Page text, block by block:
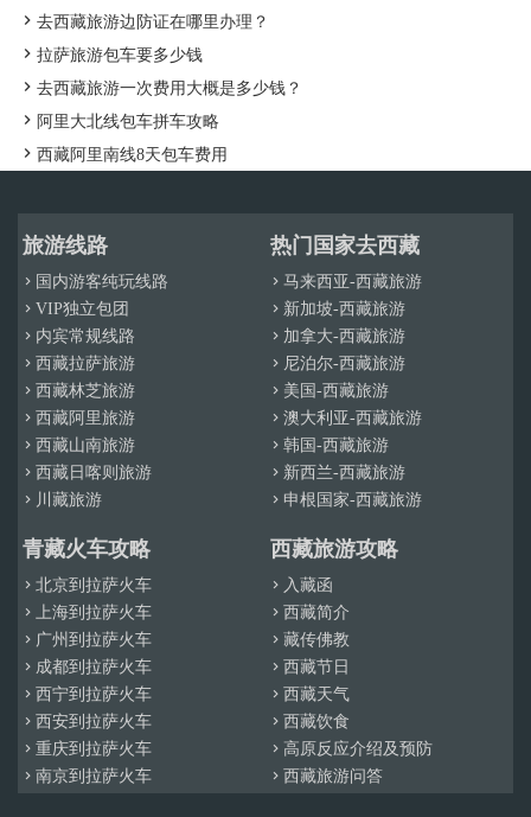
6. 冬季前往珠峰大本营旅游是惊险的，充满了更多探索未知精彩的
可能性
7. 除了珠峰大本营，在冬季的拉萨、日喀则、林芝等一些比较温暖
的城市，你还可以找到大量与自然风景和文化习俗有关的趣事。
西藏徒步珠峰大本营的最佳时间是什么时候？
条珠峰大本营徒步路线最受徒步爱好者的青睐。
一条路线，也是初级的徒步路线，就是老定日到珠峰大本营徒步。
而显然，从老定日徒步到珠峰大本营，比起单纯的乘坐旅游大巴到
达珠峰大本营要惊险刺激得多。
而另一条路线，也被认为是更具竞争性和挑战性的路线，那就是珠
峰大本营到高级大本营的徒步旅行，它可以为你提供无与伦比的徒
步体验，让你更为接近珠峰。
定日到珠峰大本营徒步的最佳时间是什么时
从定日徒步到珠峰大本营的最佳时间是4月至6月和9月至10月。气温
维持在一个舒适的水平，降雨量少，但日照多。黄杨正在转绿，随
处可见放牧草地上的绵羊和山羊。
如果你在这几个月没有其他时间，也可以考虑7、8月份。夏天的雨
虽然会让登山路变得有些困难，但也不会让你前进的脚步变慢，因
为雨水的持续时间并不会很长。
从珠峰大本营 (EBC)徒步到高级大本营(ABC)
 去西藏旅游边防证在哪里办理？
 拉萨旅游包车要多少钱
 去西藏旅游一次费用大概是多少钱？
 阿里大北线包车拼车攻略
 西藏阿里南线8天包车费用
旅游线路
 国内游客纯玩线路
 VIP独立包团
 内宾常规线路
 西藏拉萨旅游
 西藏林芝旅游
 西藏阿里旅游
 西藏山南旅游
 西藏日喀则旅游
 川藏旅游
热门国家去西藏
 马来西亚-西藏旅游
 新加坡-西藏旅游
 加拿大-西藏旅游
 尼泊尔-西藏旅游
 美国-西藏旅游
 澳大利亚-西藏旅游
 韩国-西藏旅游
 新西兰-西藏旅游
 申根国家-西藏旅游
青藏火车攻略
 北京到拉萨火车
 上海到拉萨火车
 广州到拉萨火车
 成都到拉萨火车
 西宁到拉萨火车
 西安到拉萨火车
 重庆到拉萨火车
 南京到拉萨火车
西藏旅游攻略
 入藏函
 西藏简介
 藏传佛教
 西藏节日
 西藏天气
 西藏饮食
 高原反应介绍及预防
 西藏旅游问答